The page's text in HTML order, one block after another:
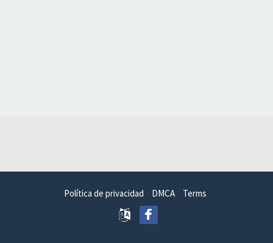
Política de privacidad DMCA Terms